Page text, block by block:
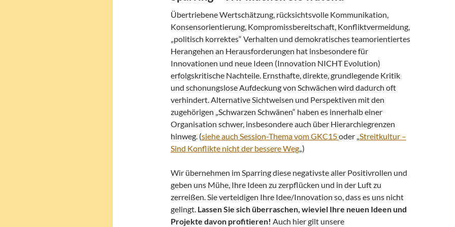
Übertriebene Wertschätzung, rücksichtsvolle Kommunikation,
Konsensorientierung, Kompromissbereitschaft, Konfliktvermeidung,
„politisch korrektes“ Verhalten und demokratisches teamorientiertes
Herangehen an Herausforderungen hat insbesondere für
Innovationen und neue Ideen (Innovation NICHT Evolution)
erfolgskritische Nachteile. Ernsthafte, direkte, grundlegende Kritik
und schonungslose Aufdeckung von Schwächen wird dadurch oft
verhindert. Alternative Sichtweisen und Perspektiven mit den
zugehörigen „Schwarzen Schwänen“ haben es innerhalb einer
Organisation schwer, insbesondere auch über Hierarchiegrenzen
hinweg. (siehe auch Session-Thema vom GKC15oder „Streitkultur –
Sind Konflikte nicht der bessere Weg„)
Wir übernehmen im Sparring diese negativste aller Positivrollen und
geben uns Mühe, Ihre Ideen zu zerpflücken und in der Luft zu
zerreißen. Sie verteidigen Ihre Idee/Innovation so, dass es uns nicht
gelingt. Lassen Sie sich überraschen, wieviel Ihre neuen Ideen und
Projekte davon profitieren! Auch hier gilt unsere